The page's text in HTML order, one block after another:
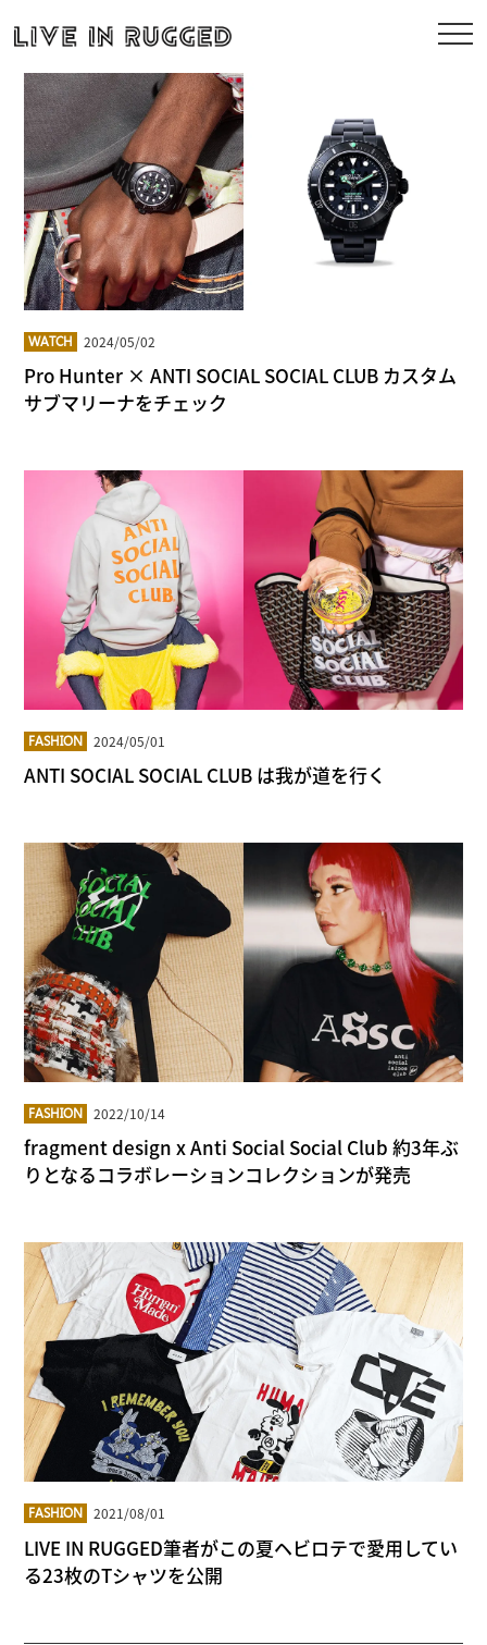
WATCH 2024/05/02
Pro Hunter × ANTI SOCIAL SOCIAL CLUB カスタム
サブマリーナをチェック
FASHION 2024/05/01
ANTI SOCIAL SOCIAL CLUB は我が道を行く
FASHION 2022/10/14
fragment design x Anti Social Social Club 約3年ぶ
りとなるコラボレーションコレクションが発売
FASHION 2021/08/01
LIVE IN RUGGED筆者がこの夏ヘビロテで愛用してい
る23枚のTシャツを公開